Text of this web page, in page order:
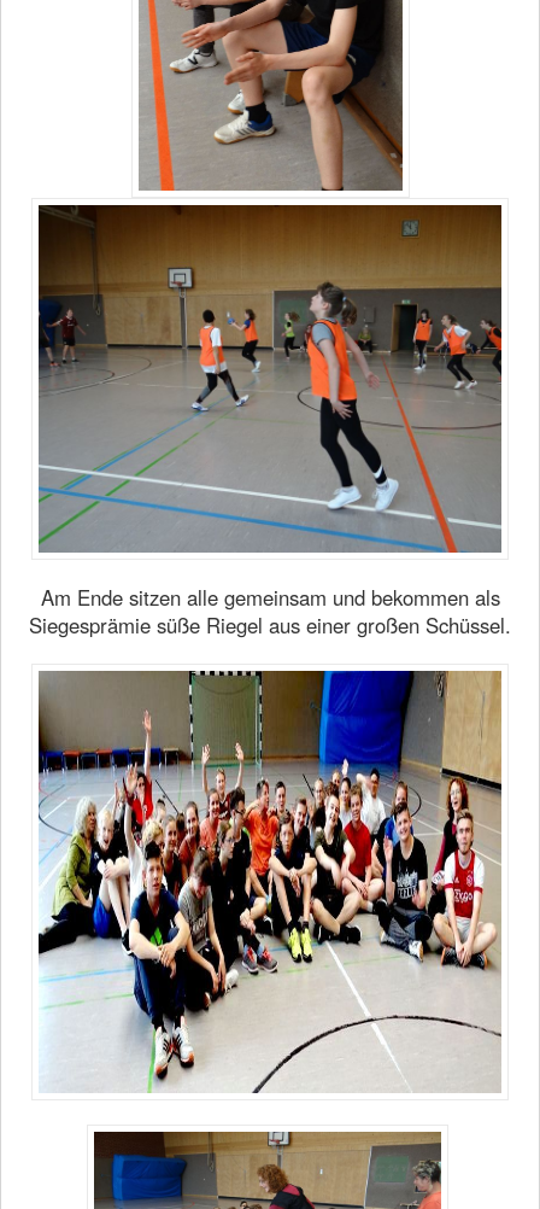
Am Ende sitzen alle gemeinsam und bekommen als
Siegesprämie süße Riegel aus einer großen Schüssel.